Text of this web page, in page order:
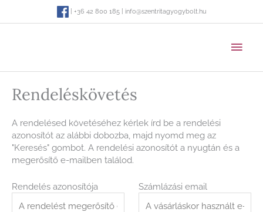
| +36 42 800 185 | info@szentritagyogybolt.hu
Rendeléskövetés
A rendelésed követéséhez kérlek írd be a rendelési
azonosítót az alábbi dobozba, majd nyomd meg az
"Keresés" gombot. A rendelési azonosítót a nyugtán és a
megerősítő e-mailben találod.
Rendelés azonosítója Számlázási email